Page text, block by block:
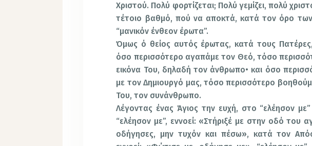
Χριστού. Πολύ φορτίζεται; Πολύ γεμίζει, πολύ
τέτοιο βαθμό, πού να αποκτά, κατά τον όρο
“μανικόν ένθεον έρωτα”.
Όμως ό θείος αυτός έρωτας, κατά τους Πατέρες,
όσο περισσότερο αγαπάμε τον Θεό, τόσο
εικόνα Του, δηλαδή τον άνθρωπο• και όσο
με τον Δημιουργό μας, τόσο περισσότερο
Του, τον συνάνθρωπο.
Λέγοντας ένας Άγιος την ευχή, στο “ελέησον με”
“ελέησον με”, εννοεί: «Στήριξέ με στην οδό του
οδήγησες, μην τυχόν και πέσω», κατά τον